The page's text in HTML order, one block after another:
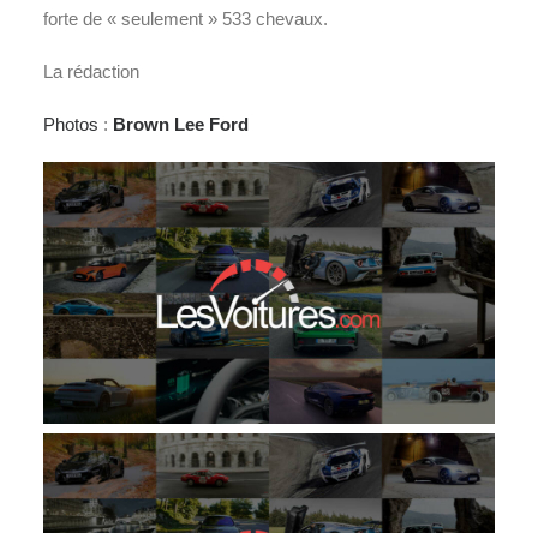
forte de « seulement » 533 chevaux.
La rédaction
Photos : Brown Lee Ford